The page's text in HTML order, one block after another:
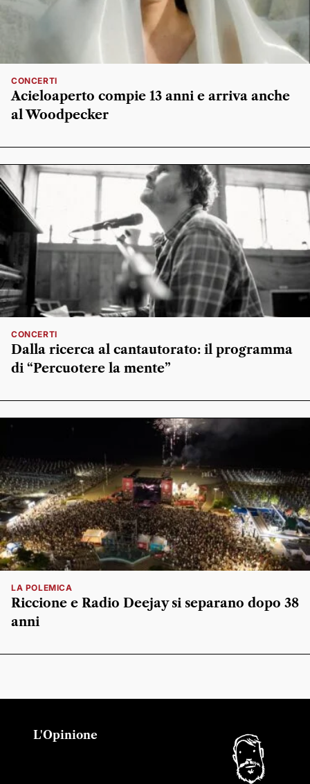
CONCERTI
Acieloaperto compie 13 anni e arriva anche
al Woodpecker
CONCERTI
Dalla ricerca al cantautorato: il programma
di “Percuotere la mente”
LA POLEMICA
Riccione e Radio Deejay si separano dopo 38
anni
L'Opinione